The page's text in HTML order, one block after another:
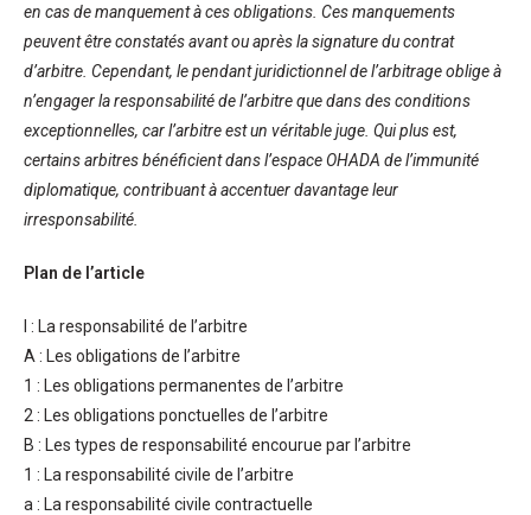
en cas de manquement à ces obligations. Ces manquements
peuvent être constatés avant ou après la signature du contrat
d’arbitre. Cependant, le pendant juridictionnel de l’arbitrage oblige à
n’engager la responsabilité de l’arbitre que dans des conditions
exceptionnelles, car l’arbitre est un véritable juge. Qui plus est,
certains arbitres bénéficient dans l’espace OHADA de l’immunité
diplomatique, contribuant à accentuer davantage leur
irresponsabilité.
Plan de l’article
I : La responsabilité de l’arbitre
A : Les obligations de l’arbitre
1 : Les obligations permanentes de l’arbitre
2 : Les obligations ponctuelles de l’arbitre
B : Les types de responsabilité encourue par l’arbitre
1 : La responsabilité civile de l’arbitre
a : La responsabilité civile contractuelle